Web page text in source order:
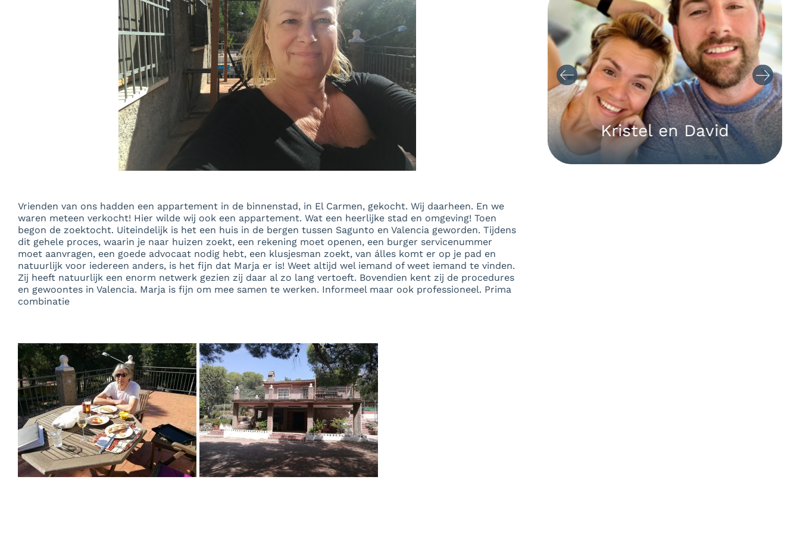
Vrienden van ons hadden een appartement in de binnenstad, in El Carmen, gekocht. Wij daarheen. En we
waren meteen verkocht! Hier wilde wij ook een appartement. Wat een heerlijke stad en omgeving! Toen
begon de zoektocht. Uiteindelijk is het een huis in de bergen tussen Sagunto en Valencia geworden. Tijdens
dit gehele proces, waarin je naar huizen zoekt, een rekening moet openen, een burger servicenummer
moet aanvragen, een goede advocaat nodig hebt, een klusjesman zoekt, van álles komt er op je pad en
natuurlijk voor iedereen anders, is het fijn dat Marja er is! Weet altijd wel iemand of weet iemand te vinden.
Zij heeft natuurlijk een enorm netwerk gezien zij daar al zo lang vertoeft. Bovendien kent zij de procedures
en gewoontes in Valencia. Marja is fijn om mee samen te werken. Informeel maar ook professioneel. Prima
combinatie
Kristel en David